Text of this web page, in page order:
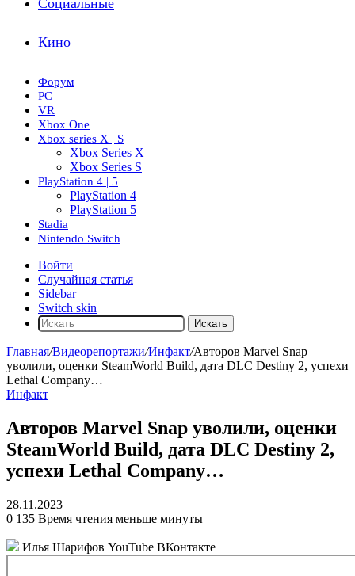
Социальные
Кино
Форум
PC
VR
Xbox One
Xbox series X | S
Xbox Series X
Xbox Series S
PlayStation 4 | 5
PlayStation 4
PlayStation 5
Stadia
Nintendo Switch
Войти
Случайная статья
Sidebar
Switch skin
Искать
Главная/Видеорепортажи/Инфакт/Авторов Marvel Snap
уволили, оценки SteamWorld Build, дата DLC Destiny 2, успехи
Lethal Company…
Инфакт
Авторов Marvel Snap уволили, оценки
SteamWorld Build, дата DLC Destiny 2,
успехи Lethal Company…
28.11.2023
0 135 Время чтения меньше минуты
Илья Шарифов YouTube ВКонтакте